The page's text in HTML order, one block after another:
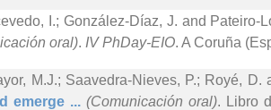
I.; González-Díaz, J. and Pateiro-
oral). IV PhDay-EIO. A Coruña
M.J.; Saavedra-Nieves, P.; Royé, D.
emerge ...(Comunicación oral). Libro